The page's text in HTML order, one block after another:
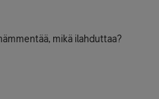
mikä ilahduttaa?